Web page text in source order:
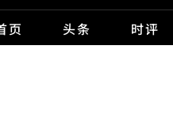
页 头条 时评